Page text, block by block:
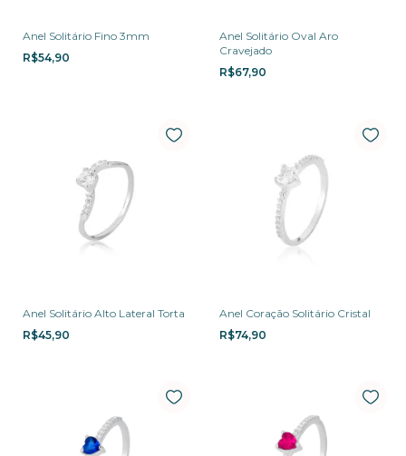
Anel Solitário Fino 3mm
R$54,90
Anel Solitário Oval Aro
Cravejado
R$67,90
Anel Solitário Alto Lateral Torta
R$45,90
Anel Coração Solitário Cristal
R$74,90